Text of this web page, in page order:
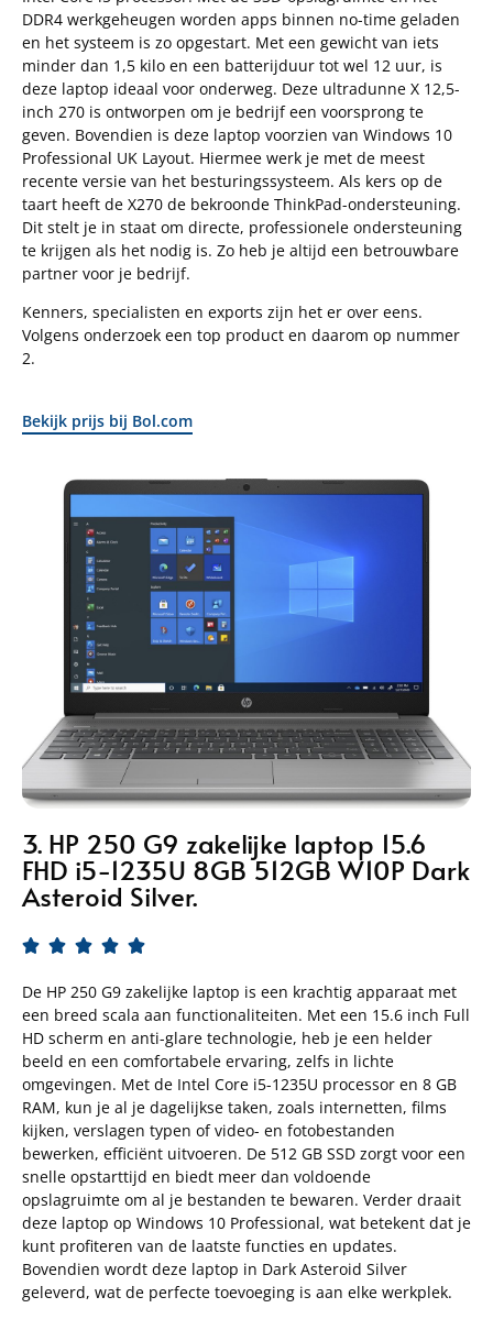
DDR4 werkgeheugen worden apps binnen no-time geladen
en het systeem is zo opgestart. Met een gewicht van iets
minder dan 1,5 kilo en een batterijduur tot wel 12 uur, is
deze laptop ideaal voor onderweg. Deze ultradunne X 12,5-
inch 270 is ontworpen om je bedrijf een voorsprong te
geven. Bovendien is deze laptop voorzien van Windows 10
Professional UK Layout. Hiermee werk je met de meest
recente versie van het besturingssysteem. Als kers op de
taart heeft de X270 de bekroonde ThinkPad-ondersteuning.
Dit stelt je in staat om directe, professionele ondersteuning
te krijgen als het nodig is. Zo heb je altijd een betrouwbare
partner voor je bedrijf.
Kenners, specialisten en exports zijn het er over eens.
Volgens onderzoek een top product en daarom op nummer
2.
Bekijk prijs bij Bol.com
3. HP 250 G9 zakelijke laptop 15.6
FHD i5-1235U 8GB 512GB W10P Dark
Asteroid Silver.
    
De HP 250 G9 zakelijke laptop is een krachtig apparaat met
een breed scala aan functionaliteiten. Met een 15.6 inch Full
HD scherm en anti-glare technologie, heb je een helder
beeld en een comfortabele ervaring, zelfs in lichte
omgevingen. Met de Intel Core i5-1235U processor en 8 GB
RAM, kun je al je dagelijkse taken, zoals internetten, films
kijken, verslagen typen of video- en fotobestanden
bewerken, efficiënt uitvoeren. De 512 GB SSD zorgt voor een
snelle opstarttijd en biedt meer dan voldoende
opslagruimte om al je bestanden te bewaren. Verder draait
deze laptop op Windows 10 Professional, wat betekent dat je
kunt profiteren van de laatste functies en updates.
Bovendien wordt deze laptop in Dark Asteroid Silver
geleverd, wat de perfecte toevoeging is aan elke werkplek.